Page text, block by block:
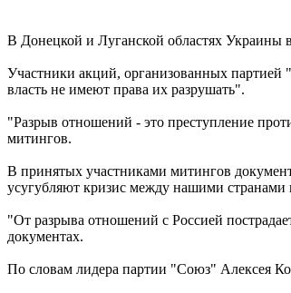
В Донецкой и Луганской областях Украины
Участники акций, организованных
власть не имеют права их разрушать".
"Разрыв отношений - это преступление
митингов.
В принятых участниками митингов
усугубляют кризис между нашими странами
"От разрыва отношений с Россией
документах.
По словам лидера партии "Союз" Алексея